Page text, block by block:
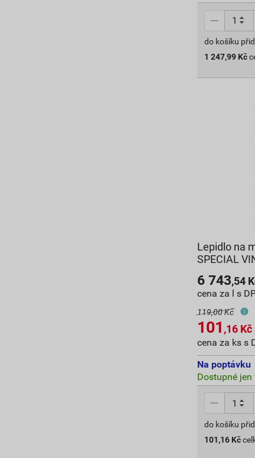
do košíku
1 247,99 Kč
Lepidlo na
SPECIAL
6 743,54
cena za l s
119,00 Kč
101 ,16 Kč
cena za ks s
Na poptávku
Dostupné
do košíku
101,16 Kč